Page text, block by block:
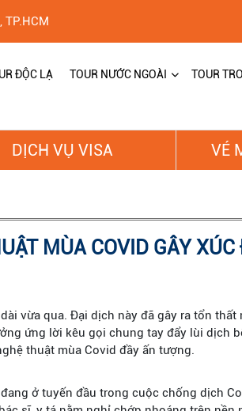
ĐỘC LẠ TOUR NƯỚC NGOÀI TOUR
DỊCH VỤ VISA VÉ
MÙA COVID GÂY
vừa qua. Đại dịch này đã gây ra tổn thất
ứng lời kêu gọi chung tay đẩy lùi dịch
thuật mùa Covid đầy ấn tượng.
ở tuyến đầu trong cuộc chống dịch